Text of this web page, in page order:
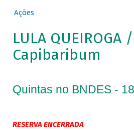
Ações
LULA QUEIROGA /
Capibaribum
Quintas no BNDES -
RESERVA ENCERRADA